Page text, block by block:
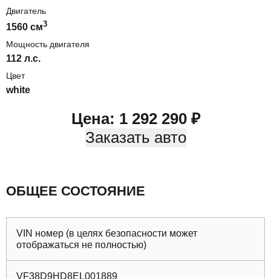
Двигатель
1560 cм3
Мощность двигателя
112 л.с.
Цвет
white
Цена: 1 292 290₽
Заказать авто
ОБЩЕЕ СОСТОЯНИЕ
VIN номер (в целях безопасности может
отображаться не полностью)
VF38D9HD8EL001889